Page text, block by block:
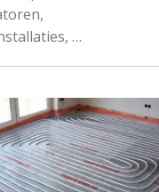
…